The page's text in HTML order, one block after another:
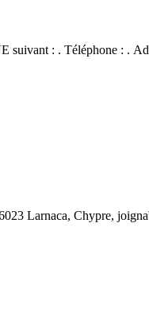
suivant : . Téléphone : .
Larnaca, Chypre,